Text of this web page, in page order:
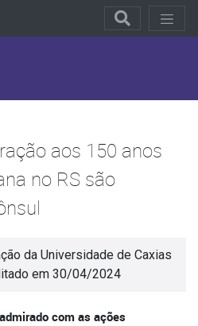
aos 150 anos
no RS são
da Universidade de Caxias
em 30/04/2024
com as ações